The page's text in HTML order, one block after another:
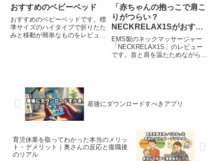
おすすめのベビーベッド
おすすめのベビーベッドです。標
準サイズのハイタイプで折りたた
みと移動が簡単なものをレビュー
「赤ちゃんの抱っこで肩こ
りがつらい？
NECKRELAX1Sがおすす
めな理由とは」
EMS製のネックマッサージャー
「NECKRELAX1S」のレビュー
です。首と肩を温たためながら同
産後にダウンロードすべきアプリ
育児休業を取ってわかった本当のメリッ
ト・デメリット｜奥さんの反応と復職後
のリアル